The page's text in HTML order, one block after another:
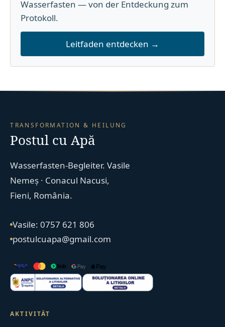
Wasserfasten — von der Entdeckung zum
Protokoll.
Leitfaden entdecken →
TRANSFORMATION & HEILUNG
Postul cu Apă
Wasserfasten-Begleiter. Vasile
Nemeș · Conacul Nacusi,
Fieni, România.
Vasile: 0757 621 806
postulcuapa@gmail.com
AKTIVITÄT